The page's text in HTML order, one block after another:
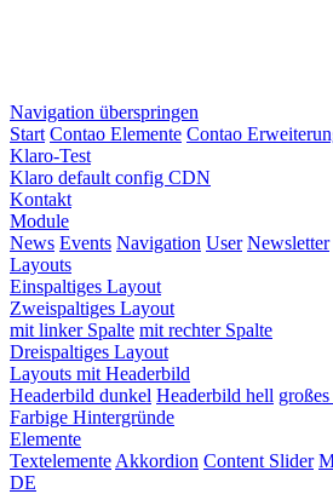
Navigation überspringen
Start Contao Elemente Contao
Klaro-Test
Klaro default config CDN
Kontakt
Module
News Events Navigation User Newsletter
Layouts
Einspaltiges Layout
Zweispaltiges Layout
mit linker Spalte mit rechter Spalte
Dreispaltiges Layout
Layouts mit Headerbild
Headerbild dunkel Headerbild hell
Farbige Hintergründe
Elemente
Textelemente Akkordion Content Slider
DE